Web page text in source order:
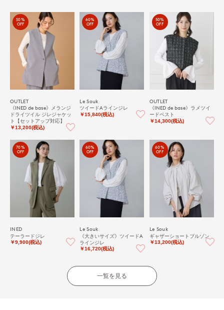
50%
OFF
OUTLET
《INED de base》メランジ
ドライツイル ジレジャケッ
ト【セットアップ対応】
￥13,200(税込)
60%
OFF
Le Souk
ツイードAラインジレ
￥15,840(税込)
50%
OFF
OUTLET
《INED de base》ラメツイ
ードベスト
￥14,300(税込)
70%
OFF
INED
テーラードジレ
￥9,900(税込)
60%
OFF
Le Souk
《大きいサイズ》ツイードA
ラインジレ
￥16,720(税込)
60%
OFF
Le Souk
ギャザーショートブルゾン
￥13,200(税込)
一覧を見る